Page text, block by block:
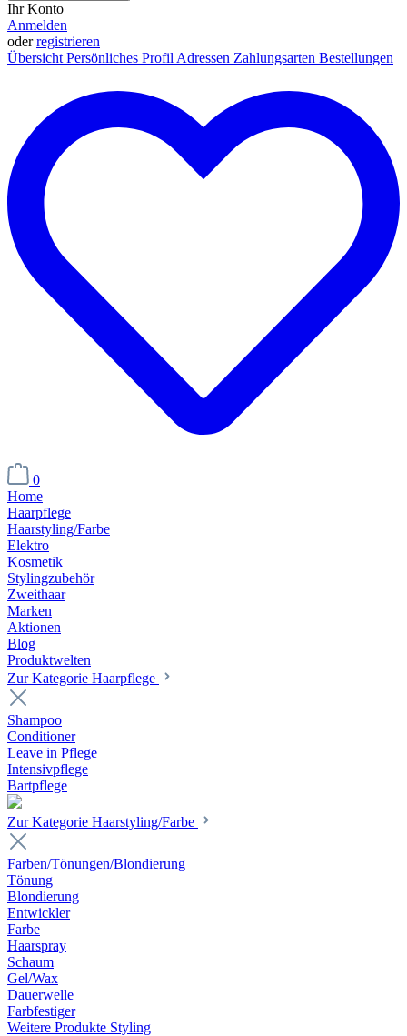
Ihr Konto
Anmelden
oderregistrieren
Übersicht Persönliches Profil Adressen Zahlungsarten Bestellungen
0
Home
Haarpflege
Haarstyling/Farbe
Elektro
Kosmetik
Stylingzubehör
Zweithaar
Marken
Aktionen
Blog
Produktwelten
Zur Kategorie Haarpflege
Shampoo
Conditioner
Leave in Pflege
Intensivpflege
Bartpflege
Zur Kategorie Haarstyling/Farbe
Farben/Tönungen/Blondierung
Tönung
Blondierung
Entwickler
Farbe
Haarspray
Schaum
Gel/Wax
Dauerwelle
Farbfestiger
Weitere Produkte Styling